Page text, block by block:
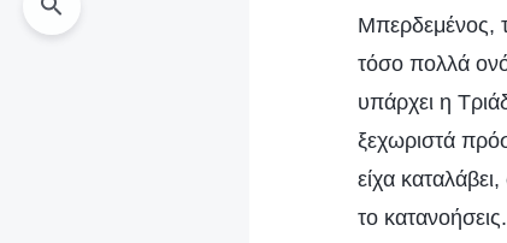
Μπερδεμένος,
τόσο πολλά
υπάρχει η
ξεχωριστά
είχα
το